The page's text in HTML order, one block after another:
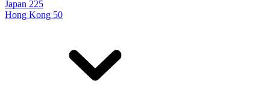
Japan 225
Hong Kong 50